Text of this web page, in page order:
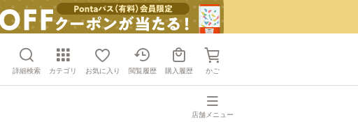
詳細検索 カテゴリ お気に入り 閲覧履歴 購入履歴 かご
店舗メニュー